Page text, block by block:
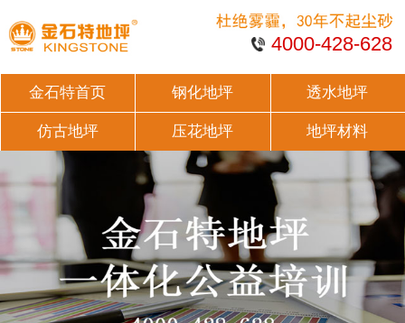
4000-428-628
金石特首页 钢化地坪 透水地坪
仿古地坪 压花地坪 地坪材料